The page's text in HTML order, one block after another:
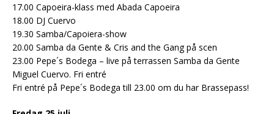
17.00 Capoeira-klass med Abada Capoeira
18.00 DJ Cuervo
19.30 Samba/Capoiera-show
20.00 Samba da Gente & Cris and the Gang på scen
23.00 Pepe´s Bodega – live på terrassen Samba da Gente
Miguel Cuervo. Fri entré
Fri entré på Pepe´s Bodega till 23.00 om du har Brassepass!